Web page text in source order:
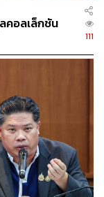
ด้านโรคหัวใจ
มนี้ไม่ใช่ความ
นร่วมกันของทีม
มีใครรู้ทั้งหมด
งลึกซึ้งของทุก
การประชุมร่วม
ทย์สายสวน
คอลเล็กชัน
111